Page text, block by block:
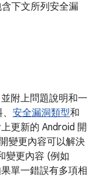
下文所列安全漏
附上問題說明和一
安全漏洞類型和
更新的 Android 開
變更內容可以解決
變更內容 (例如
單一錯誤有多項相